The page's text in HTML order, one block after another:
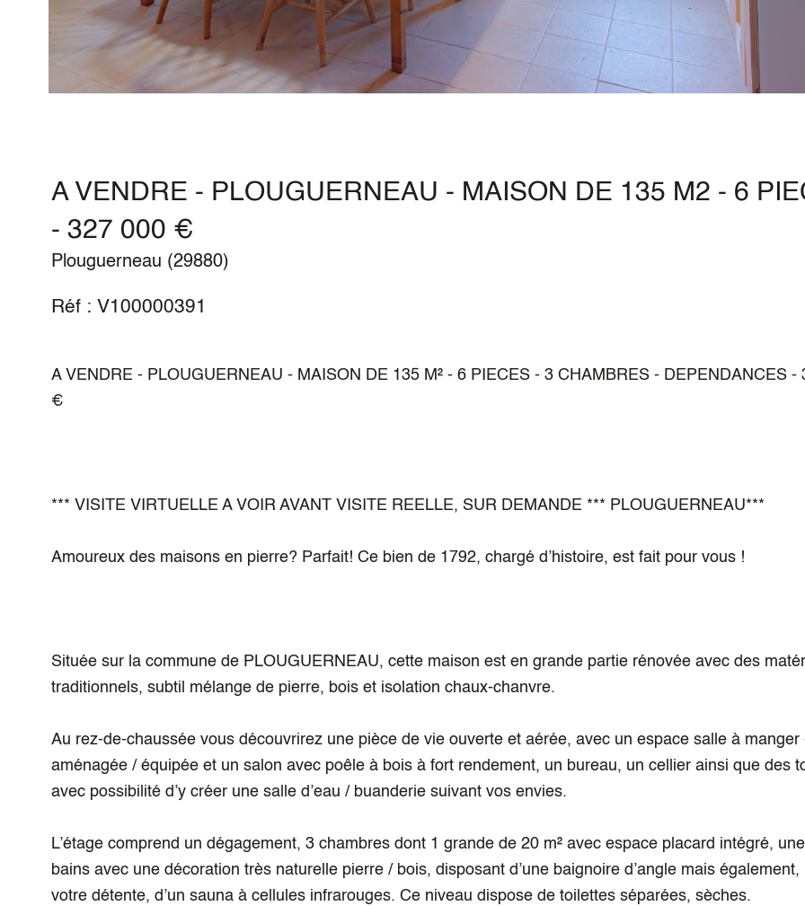
A VENDRE - PLOUGUERNEAU - MAISON DE 135 M2 - 6
- 327 000 €
Plouguerneau (29880)
Réf : V100000391
A VENDRE - PLOUGUERNEAU - MAISON DE 135 M² - 6 PIECES - 3 CHAMBRES - DEPENDANCES -
€
*** VISITE VIRTUELLE A VOIR AVANT VISITE REELLE, SUR DEMANDE *** PLOUGUERNEAU***
Amoureux des maisons en pierre? Parfait! Ce bien de 1792, chargé d’histoire, est fait pour vous !
Située sur la commune de PLOUGUERNEAU, cette maison est en grande partie rénovée avec des
traditionnels, subtil mélange de pierre, bois et isolation chaux-chanvre.
Au rez-de-chaussée vous découvrirez une pièce de vie ouverte et aérée, avec un espace salle à manger
aménagée / équipée et un salon avec poêle à bois à fort rendement, un bureau, un cellier ainsi que des
avec possibilité d’y créer une salle d’eau / buanderie suivant vos envies.
L’étage comprend un dégagement, 3 chambres dont 1 grande de 20 m² avec espace placard intégré,
bains avec une décoration très naturelle pierre / bois, disposant d’une baignoire d’angle mais également,
votre détente, d’un sauna à cellules infrarouges. Ce niveau dispose de toilettes séparées, sèches.